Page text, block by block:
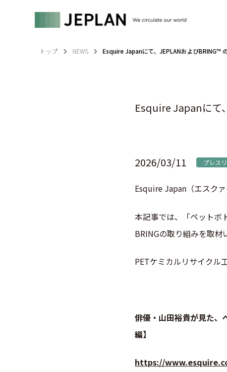
トップ NEWS Esquire Japanにて、JEPLANおよびBRING™
Esquire Japanにて
2026/03/11 プレス
Esquire Japan （エスク
本記事では、「ペット
BRINGの取り組みを取材
PETケミカルリサイクル
俳優・山田裕貴が見た
編】
https://